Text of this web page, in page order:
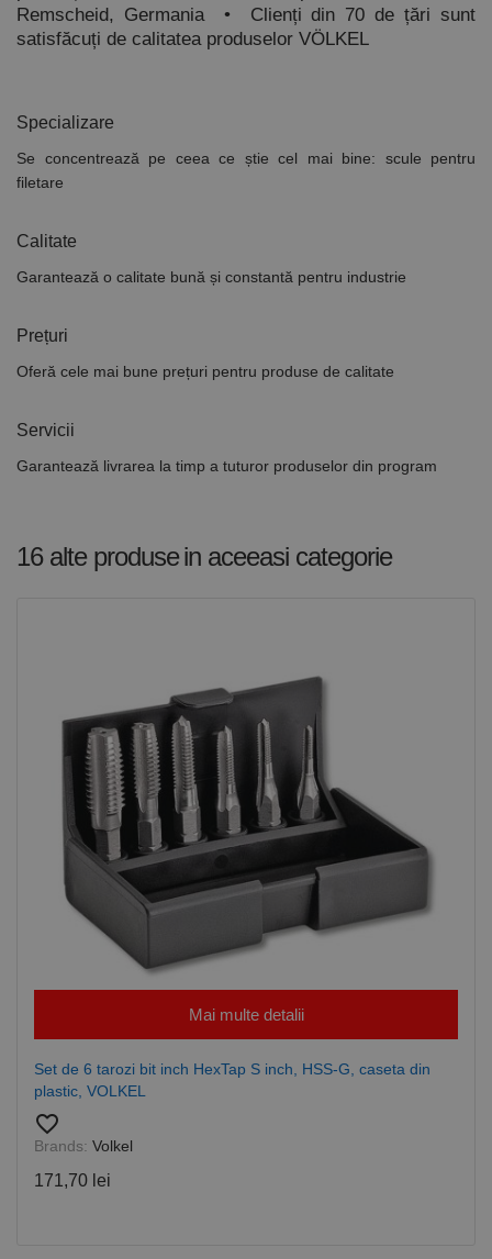
Remscheid, Germania • Clienți din 70 de țări sunt
satisfăcuți de calitatea produselor VÖLKEL
Specializare
Se concentrează pe ceea ce știe cel mai bine: scule pentru
filetare
Calitate
Garantează o calitate bună și constantă pentru industrie
Prețuri
Oferă cele mai bune prețuri pentru produse de calitate
Servicii
Garantează livrarea la timp a tuturor produselor din program
16 alte produsein aceeasi categorie
Mai multe detalii
Set de 6 tarozi bit inch HexTap S inch, HSS-G, caseta din
plastic, VOLKEL
favorite_border
Brands: Volkel
171,70 lei
Analytics
pentru a
persista